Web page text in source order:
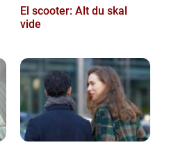
El scooter: Alt du skal
vide